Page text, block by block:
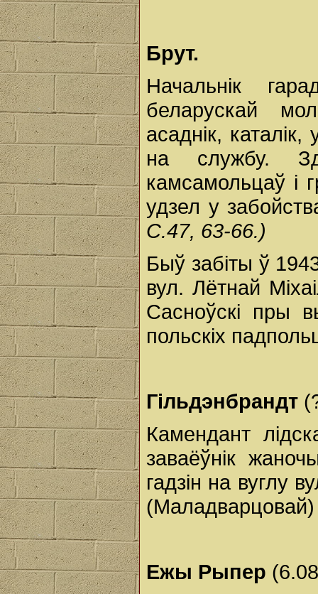
Брут.
Начальнік
беларускай
асаднік,
на службу.
камсамольцаў і
удзел у
С.47, 63-66.)
Быў забіты ў
вул. Лётнай
Сасноўскі пры
польскіх
Гільдэнбрандт
Камендант
заваёўнік
гадзін на вуглу
(Маладварцовай)
Ежы Рыпер